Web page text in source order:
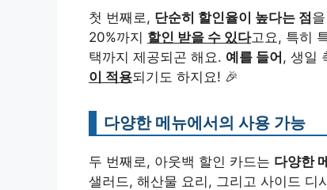
첫 번째로, 단순히 할인율이 높다는 점
20%까지 할인 받을 수 있다고요, 특히
택까지 제공되곤 해요. 예를 들어, 생일
이 적용되기도 하지요! 🎉
다양한 메뉴에서의 사용 가능
두 번째로, 아웃백 할인 카드는 다양한
샐러드, 해산물 요리, 그리고 사이드 디